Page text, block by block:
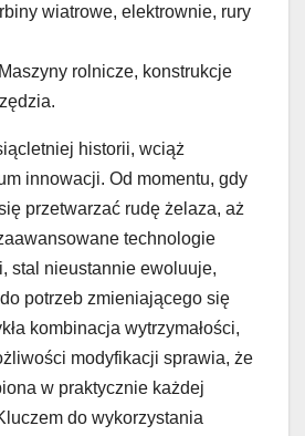
wiatrowe, elektrownie, rury
Maszyny rolnicze, konstrukcje
historii, wciąż
innowacji. Od momentu, gdy
przetwarzać rudę żelaza, aż
technologie
stal nieustannie ewoluuje,
potrzeb zmieniającego się
kombinacja wytrzymałości,
modyfikacji sprawia, że
w praktycznie każdej
do wykorzystania